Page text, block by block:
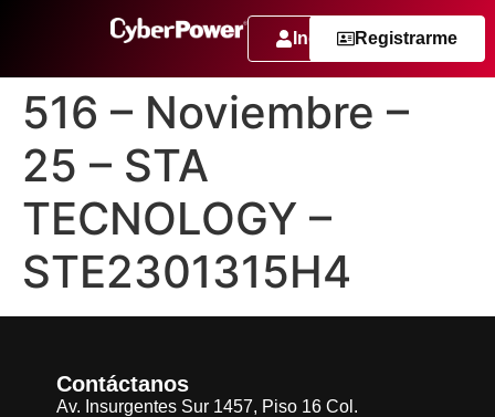
IngresarRegistrarme
516 – Noviembre –
25 – STA
TECNOLOGY –
STE2301315H4
Contáctanos
Av. Insurgentes Sur 1457, Piso 16 Col.